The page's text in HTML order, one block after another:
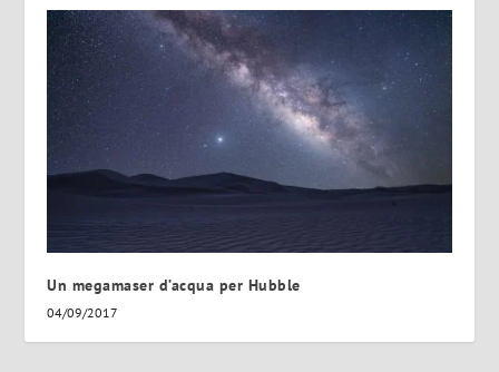
Un megamaser d’acqua per Hubble
04/09/2017